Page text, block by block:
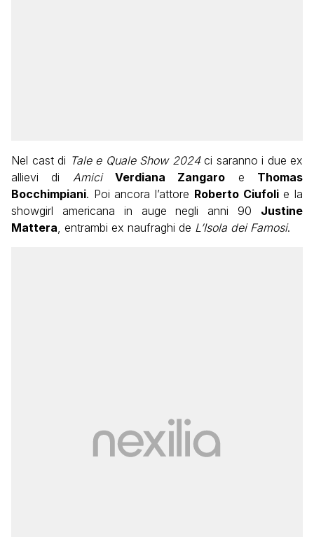
Nel cast di Tale e Quale Show 2024ci saranno i due ex
allievi di Amici Verdiana Zangaro e Thomas
Bocchimpiani. Poi ancora l’attore Roberto Ciufolie la
showgirl americana in auge negli anni 90 Justine
Mattera , entrambi ex naufraghi de L’Isola dei Famosi.